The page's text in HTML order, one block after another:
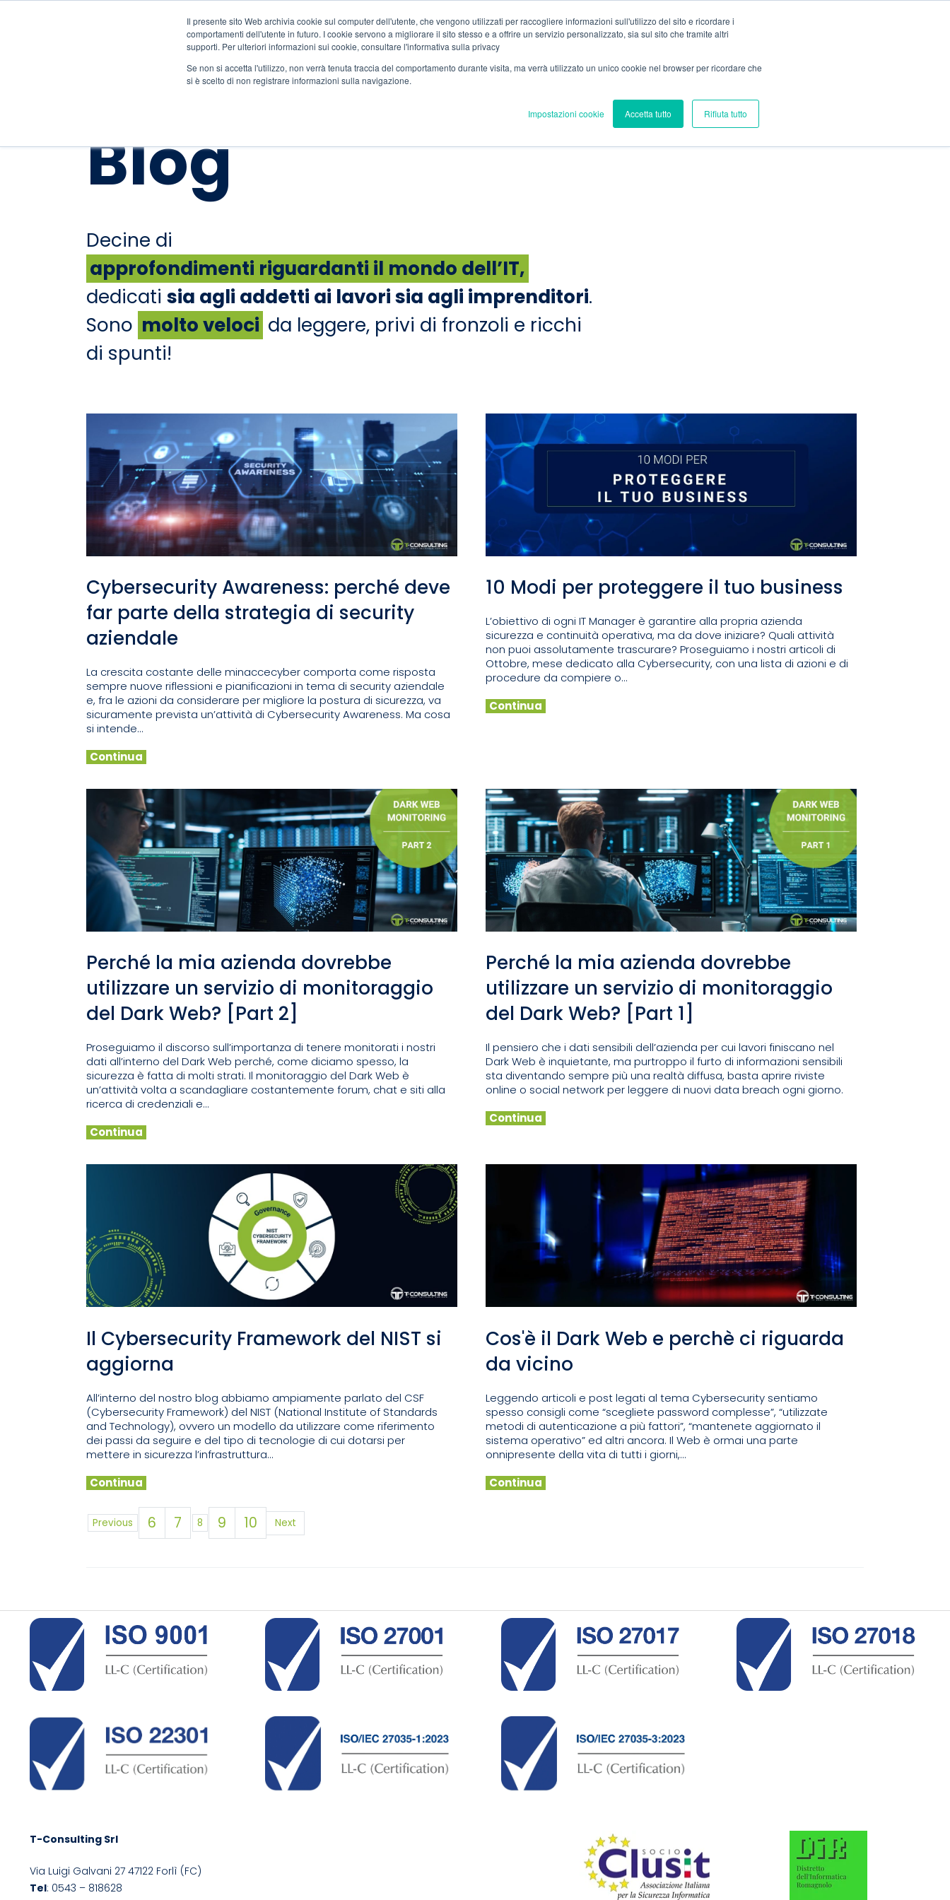
Il presente sito Web archivia cookie sul computer dell'utente, che vengono utilizzati per raccogliere informazioni sull'utilizzo del sito e ricordare i
comportamenti dell'utente in futuro. I cookie servono a migliorare il sito stesso e a offrire un servizio personalizzato, sia sul sito che tramite altri
supporti. Per ulteriori informazioni sui cookie, consultare l'informativa sulla privacy
Se non si accetta l'utilizzo, non verrà tenuta traccia del comportamento durante visita, ma verrà utilizzato un unico cookie nel browser per ricordare che
si è scelto di non registrare informazioni sulla navigazione.
Impostazioni cookie Accetta tutto Rifiuta tutto
Blog
Decine di
approfondimenti riguardanti il mondo dell’IT,
dedicati sia agli addetti ai lavori sia agli imprenditori.
Sono molto veloci da leggere, privi di fronzoli e ricchi
di spunti!
Cybersecurity Awareness: perché deve
far parte della strategia di security
aziendale
La crescita costante delle minaccecyber comporta come risposta
sempre nuove riflessioni e pianificazioni in tema di security aziendale
e, fra le azioni da considerare per migliore la postura di sicurezza, va
sicuramente prevista un’attività di Cybersecurity Awareness. Ma cosa
si intende...
Continua
10 Modi per proteggere il tuo business
L’obiettivo di ogni IT Manager è garantire alla propria azienda
sicurezza e continuità operativa, ma da dove iniziare? Quali attività
non puoi assolutamente trascurare? Proseguiamo i nostri articoli di
Ottobre, mese dedicato alla Cybersecurity, con una lista di azioni e di
procedure da compiere o...
Continua
Perché la mia azienda dovrebbe
utilizzare un servizio di monitoraggio
del Dark Web? [Part 2]
Proseguiamo il discorso sull’importanza di tenere monitorati i nostri
dati all’interno del Dark Web perché, come diciamo spesso, la
sicurezza è fatta di molti strati. Il monitoraggio del Dark Web è
un’attività volta a scandagliare costantemente forum, chat e siti alla
ricerca di credenziali e...
Continua
Perché la mia azienda dovrebbe
utilizzare un servizio di monitoraggio
del Dark Web? [Part 1]
Il pensiero che i dati sensibili dell’azienda per cui lavori finiscano nel
Dark Web è inquietante, ma purtroppo il furto di informazioni sensibili
sta diventando sempre più una realtà diffusa, basta aprire riviste
online o social network per leggere di nuovi data breach ogni giorno.
Continua
Il Cybersecurity Framework del NIST si
aggiorna
All’interno del nostro blog abbiamo ampiamente parlato del CSF
(Cybersecurity Framework) del NIST (National Institute of Standards
and Technology), ovvero un modello da utilizzare come riferimento
dei passi da seguire e del tipo di tecnologie di cui dotarsi per
mettere in sicurezza l’infrastruttura...
Continua
Cos'è il Dark Web e perchè ci riguarda
da vicino
Leggendo articoli e post legati al tema Cybersecurity sentiamo
spesso consigli come “scegliete password complesse”, “utilizzate
metodi di autenticazione a più fattori”, “mantenete aggiornato il
sistema operativo” ed altri ancora. Il Web è ormai una parte
onnipresente della vita di tutti i giorni,...
Continua
Previous 6 7 8 9 10 Next
T-Consulting Srl
Via Luigi Galvani 27 47122 Forlì (FC)
Tel: 0543 – 818628